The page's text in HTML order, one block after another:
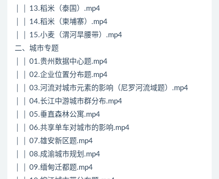
│ │ 13.稻米（泰国）.mp4
│ │ 14.稻米（柬埔寨）.mp4
│ │ 15.小麦（渭河旱腰带）.mp4
二、城市专题
│ │ 01.贵州数据中心题.mp4
│ │ 02.企业位置分布题.mp4
│ │ 03.河流对城市元素的影响（尼罗河流域题）.mp4
│ │ 04.长江中游城市群分布.mp4
│ │ 05.垂直森林公寓.mp4
│ │ 06.共享单车对城市的影响.mp4
│ │ 07.雄安新区题.mp4
│ │ 08.成渝城市规划.mp4
│ │ 09.缅甸迁都题.mp4